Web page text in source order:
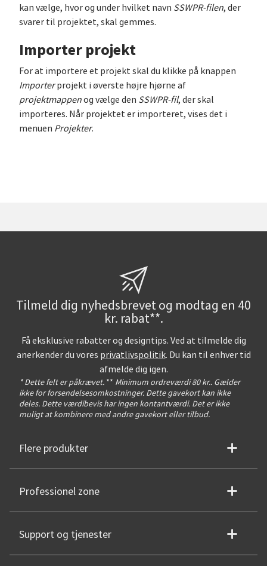
kan vælge, hvor og under hvilket navn SSWPR-filen, der
svarer til projektet, skal gemmes.
Importer projekt
For at importere et projekt skal du klikke på knappen
Importerprojekt i øverste højre hjørne af
projektmappenog vælge den SSWPR-fil, der skal
importeres. Når projektet er importeret, vises det i
menuen Projekter.
Tilmeld dig nyhedsbrevet og modtag en 40
kr. rabat**.
Få eksklusive rabatter og designtips. Ved at tilmelde dig
anerkender du vores privatlivspolitik. Du kan til enhver tid
afmelde dig igen.
* Dette felt er påkrævet. ** Minimum ordreværdi 80 kr.. Gælder
ikke for forsendelsesomkostninger. Dette gavekort kan ikke
deles. Dette værdibevis har ingen kontantværdi. Det er ikke
muligt at kombinere med andre gavekort eller tilbud.
Flere produkter
Professionel zone
Support og tjenester